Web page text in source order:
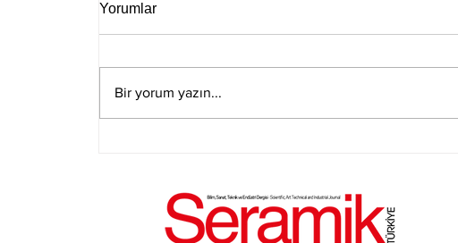
Yorumlar
Bir yorum yazın...